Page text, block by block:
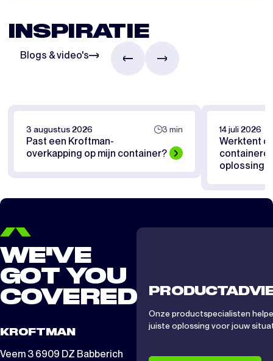
INSPIRATIE
Blogs & video's
3 augustus 2026 3 min
Past een Kroftman-
overkapping op mijn container?
14 juli 2026
Werktent of
oplossing
WE'VE
GOT YOU
COVERED
KROFTMAN
Veem 3 6909 DZ Babberich
Onze productspecialisten
juiste oplossing voor jouw